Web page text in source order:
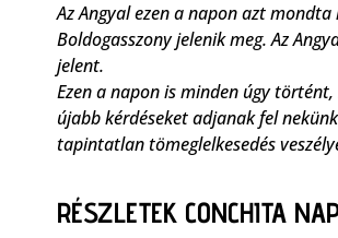
Az Angyal ezen a napon azt
Boldogasszony jelenik meg. Az
jelent.
Ezen a napon is minden úgy
újabb kérdéseket adjanak fel
tapintatlan tömeglelkesedés
RÉSZLETEK CONCHITA